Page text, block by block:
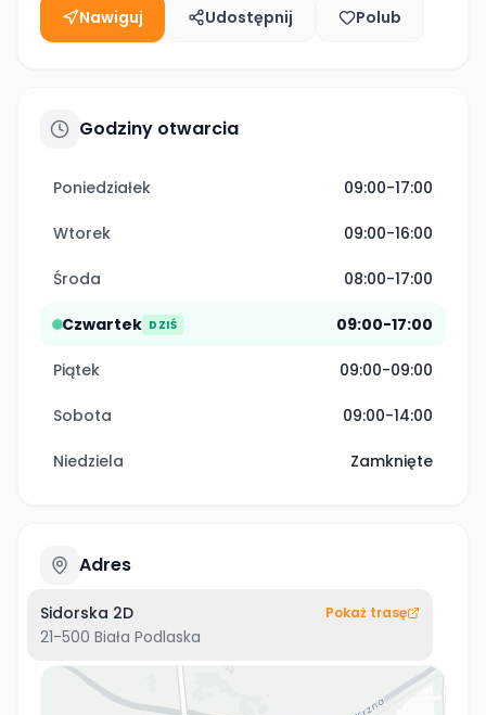
Nawiguj Udostępnij Polub
Godziny otwarcia
Poniedziałek 09:00-17:00
Wtorek 09:00-16:00
Środa 08:00-17:00
Czwartek DZIŚ 09:00-17:00
Piątek 09:00-09:00
Sobota 09:00-14:00
Niedziela Zamknięte
Adres
Sidorska 2D
21-500 Biała Podlaska
Pokaż trasę